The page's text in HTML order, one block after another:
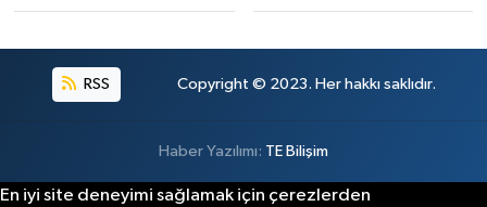
RSS Copyright © 2023. Her hakkı saklıdır.
Haber Yazılımı: TE Bilişim
En iyi site deneyimi sağlamak için çerezlerden
YARIŞMALAR
TANITIM